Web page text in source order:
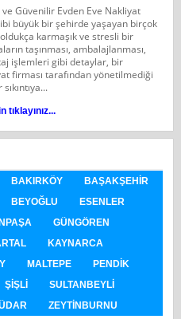
ve Güvenilir Evden Eve Nakliyat
büyük bir şehirde yaşayan birçok
karmaşık ve stresli bir
taşınması, ambalajlanması,
işlemleri gibi detaylar, bir
firması tarafından yönetilmediği
BAKIRKÖY
BAŞAKŞEHIR
BEYOĞLU
ESENLER
GÜNGÖREN
KAYNARCA
MALTEPE
PENDIK
ŞIŞLI
SULTANBEYLI
ZEYTINBURNU